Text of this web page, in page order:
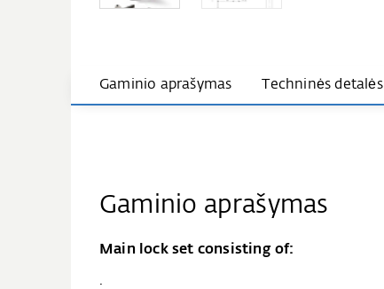
Gaminio aprašymas Techninės detalės
Gaminio aprašymas
Main lock set consisting of:
.